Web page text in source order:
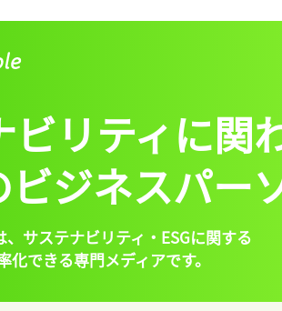
ビリティに関
ジネスパー
サステナビリティ・ESGに関する
できる専門メディアです。